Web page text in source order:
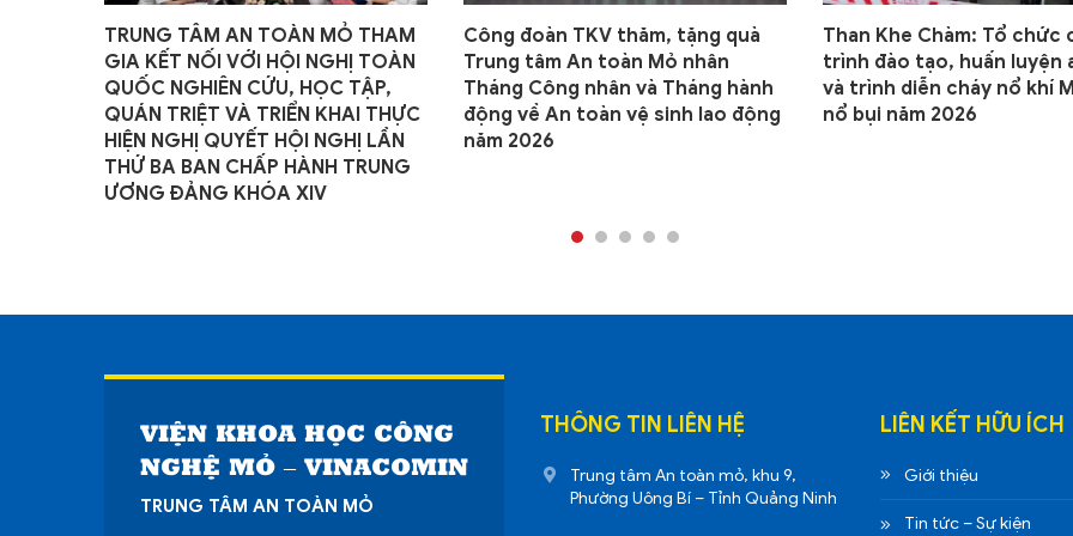
TRUNG TÂM AN TOÀN MỎ THAM
GIA KẾT NỐI VỚI HỘI NGHỊ TOÀN
QUỐC NGHIÊN CỨU, HỌC TẬP,
QUÁN TRIỆT VÀ TRIỂN KHAI THỰC
HIỆN NGHỊ QUYẾT HỘI NGHỊ LẦN
THỨ BA BAN CHẤP HÀNH TRUNG
ƯƠNG ĐẢNG KHÓA XIV
Công đoàn TKV thăm, tặng quà
Trung tâm An toàn Mỏ nhân
Tháng Công nhân và Tháng hành
động về An toàn vệ sinh lao động
năm 2026
Than Khe Chàm: Tổ chức
trình đào tạo, huấn luyện
và trình diễn cháy nổ khí
nổ bụi năm 2026
VIỆN KHOA HỌC CÔNG
NGHỆ MỎ – VINACOMIN
TRUNG TÂM AN TOÀN MỎ
THÔNG TIN LIÊN HỆ
Trung tâm An toàn mỏ, khu 9,
Phường Uông Bí – Tỉnh Quảng Ninh
LIÊN KẾT HỮU ÍCH
Giới thiệu
Tin tức – Sự kiện